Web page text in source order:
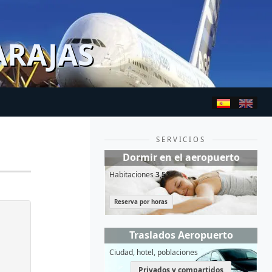
SERVICIOS
Dormir en el aeropuerto
Habitaciones3,5*
Reserva por horas
Traslados Aeropuerto
Ciudad, hotel, poblaciones